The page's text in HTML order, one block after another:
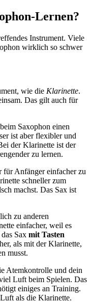
Lernen?
Instrument. Viele
wirklich so schwer
wie die Klarinette.
Das gilt auch für
Saxophon einen
ist aber flexibler und
der Klarinette ist der
zu lernen.
für Anfänger einfacher zu
schneller zum
machst. Das Sax ist
zu anderen
einfacher, weil es
Sax mit Tasten
als mit der Klarinette,
musst.
Atemkontrolle und dein
Luft beim Spielen. Das
einiges an Training.
als die Klarinette.